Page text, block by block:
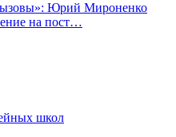
Юрий Мироненко
на пост…
школ